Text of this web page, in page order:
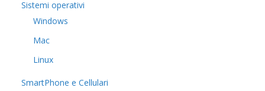
Sistemi operativi
Windows
Mac
Linux
SmartPhone e Cellulari